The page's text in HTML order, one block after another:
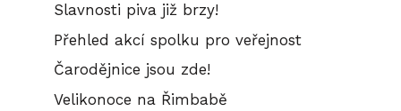
Slavnosti piva již brzy!
Přehled akcí spolku pro veřejnost
Čarodějnice jsou zde!
Velikonoce na Řimbabě